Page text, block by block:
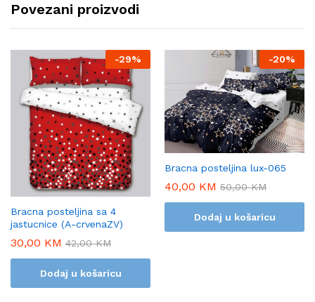
Povezani proizvodi
-29%
Bracna posteljina sa 4
jastucnice (A-crvenaZV)
30,00 KM 42,00KM
Dodaj u košaricu
-20%
Bracna posteljina lux-065
40,00 KM 50,00KM
Dodaj u košaricu